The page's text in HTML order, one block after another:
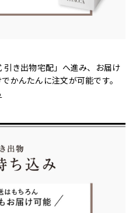
き出物宅配」へ進み、お届け
かんたんに注文が可能です。